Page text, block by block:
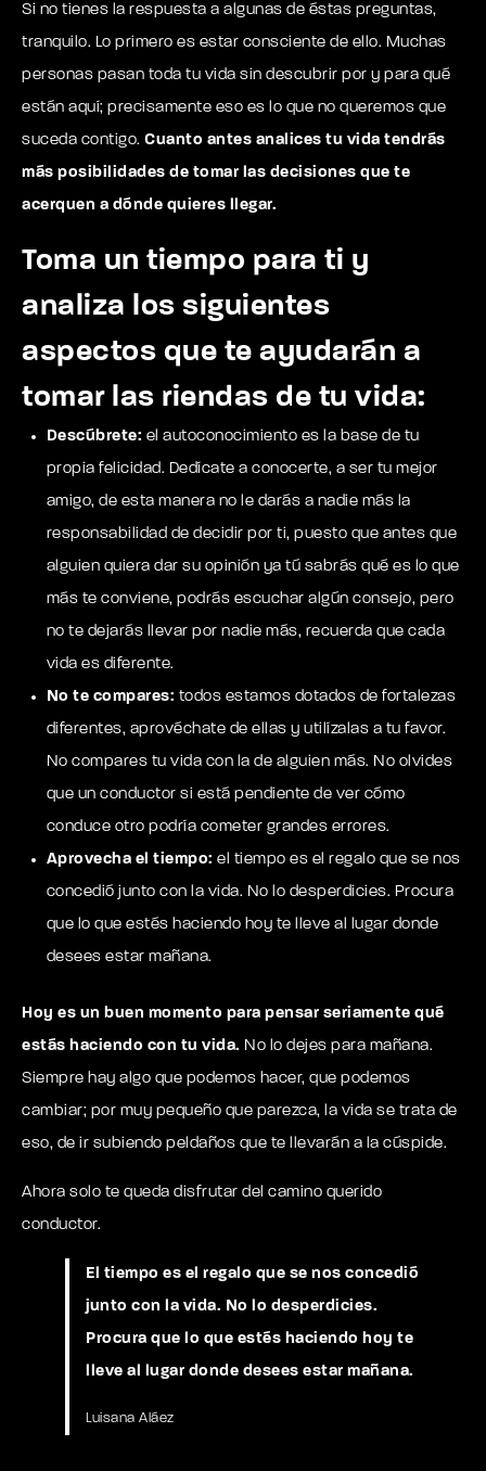
Si no tienes la respuesta a algunas de éstas preguntas,
tranquilo. Lo primero es estar consciente de ello. Muchas
personas pasan toda tu vida sin descubrir por y para qué
están aquí; precisamente eso es lo que no queremos que
suceda contigo. Cuanto antes analices tu vida tendrás
más posibilidades de tomar las decisiones que te
acerquen a dónde quieres llegar.
Toma un tiempo para ti y
analiza los siguientes
aspectos que te ayudarán a
tomar las riendas de tu vida:
Descúbrete: el autoconocimiento es la base de tu
propia felicidad. Dedícate a conocerte, a ser tu mejor
amigo, de esta manera no le darás a nadie más la
responsabilidad de decidir por ti, puesto que antes que
alguien quiera dar su opinión ya tú sabrás qué es lo que
más te conviene, podrás escuchar algún consejo, pero
no te dejarás llevar por nadie más, recuerda que cada
vida es diferente.
No te compares: todos estamos dotados de fortalezas
diferentes, aprovéchate de ellas y utilízalas a tu favor.
No compares tu vida con la de alguien más. No olvides
que un conductor si está pendiente de ver cómo
conduce otro podría cometer grandes errores.
Aprovecha el tiempo: el tiempo es el regalo que se nos
concedió junto con la vida. No lo desperdicies. Procura
que lo que estés haciendo hoy te lleve al lugar donde
desees estar mañana.
Hoy es un buen momento para pensar seriamente qué
estás haciendo con tu vida. No lo dejes para mañana.
Siempre hay algo que podemos hacer, que podemos
cambiar; por muy pequeño que parezca, la vida se trata de
eso, de ir subiendo peldaños que te llevarán a la cúspide.
Ahora solo te queda disfrutar del camino querido
conductor.
El tiempo es el regalo que se nos concedió
junto con la vida. No lo desperdicies.
Procura que lo que estés haciendo hoy te
lleve al lugar donde desees estar mañana.
Luisana Aláez